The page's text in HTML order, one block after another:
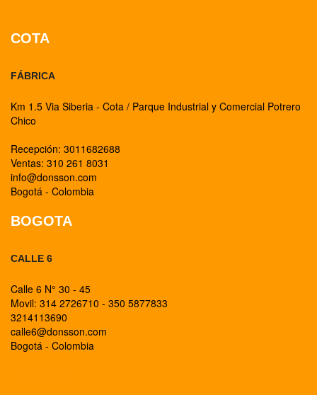
COTA
FÁBRICA
Km 1.5 Via Siberia - Cota / Parque Industrial y Comercial Potrero
Chico
Recepción: 3011682688
Ventas: 310 261 8031
info@donsson.com
Bogotá - Colombia
BOGOTA
CALLE 6
Calle 6 N° 30 - 45
Movil: 314 2726710 - 350 5877833
3214113690
calle6@donsson.com
Bogotá - Colombia